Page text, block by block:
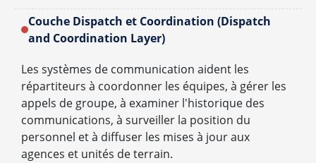
Couche Dispatch et Coordination (Dispatch
and Coordination Layer)
Les systèmes de communication aident les
répartiteurs à coordonner les équipes, à gérer les
appels de groupe, à examiner l'historique des
communications, à surveiller la position du
personnel et à diffuser les mises à jour aux
agences et unités de terrain.